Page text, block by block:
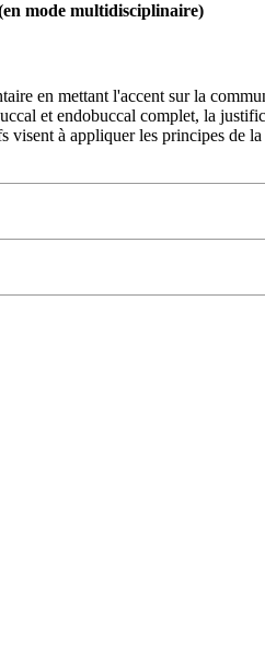
mode multidisciplinaire)
en mettant l'accent sur la
et endobuccal complet, la
à appliquer les principes de